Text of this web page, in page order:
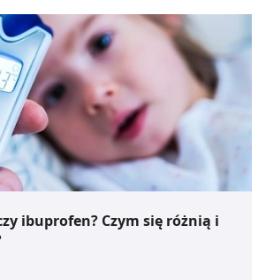
ibuprofen? Czym się różnią i